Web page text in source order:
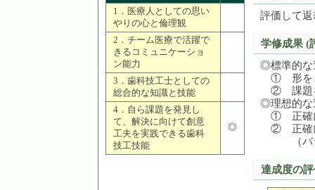
1．医療人としての思い
やりの心と倫理観
2．チーム医療で活躍で
きるコミュニケーショ
ン能力
3．歯科技工士としての
総合的な知識と技能
4．自ら課題を発見し
て、解決に向けて創意
工夫を実践できる歯科
技工技能
◎
評価して
学修成果 (
◎標準的な
① 形をと
② 課題
◎理想的な
① 正確に
② 正確
（バラ
達成度の